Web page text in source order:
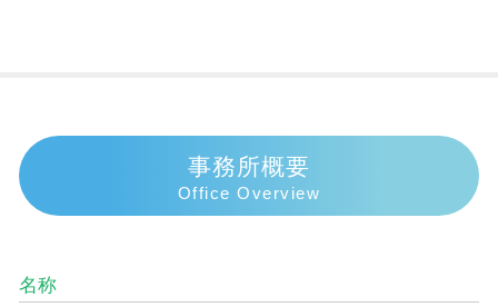
事務所概要
Office Overview
名称